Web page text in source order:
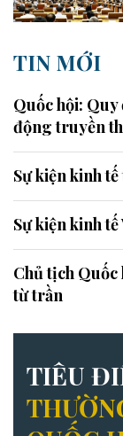
TIN MỚI
Quốc hội:
động truyền
Sự kiện kinh
Sự kiện kinh
Chủ tịch Quốc
từ trần
TIÊU